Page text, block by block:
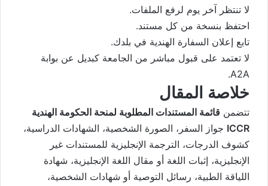
لا تنتظر آخر يوم لرفع الملفات.
احتفظ بنسخة من كل مستند.
تابع إعلان السفارة الهندية في بلدك.
لا تعتمد على قبول مباشر من الجامعة كبديل عن بوابة
A2A.
خلاصة المقال
تتضمن قائمة المستندات المطلوبة لمنحة الحكومة الهندية
ICCR جواز السفر، الصورة الشخصية، الشهادات الدراسية،
كشوف الدرجات، الترجمة الإنجليزية للمستندات غير
الإنجليزية، إثبات اللغة أو مقال اللغة الإنجليزية، شهادة
اللياقة الطبية، رسائل التوصية أو شهادات الشخصية،